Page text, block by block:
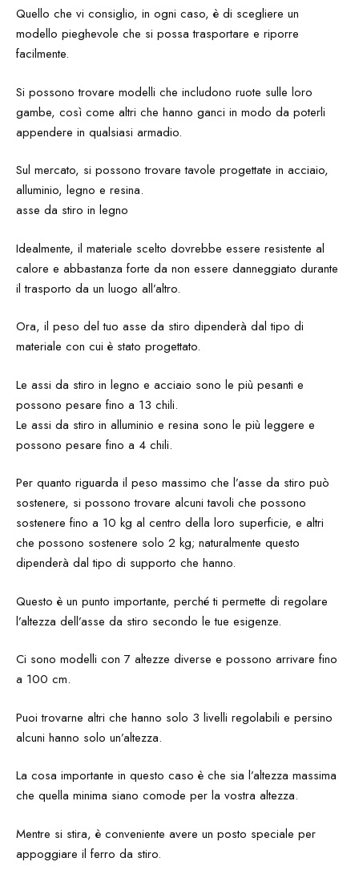
Quello che vi consiglio, in ogni caso, è di scegliere un
modello pieghevole che si possa trasportare e riporre
facilmente.
Si possono trovare modelli che includono ruote sulle loro
gambe, così come altri che hanno ganci in modo da poterli
appendere in qualsiasi armadio.
Sul mercato, si possono trovare tavole progettate in acciaio,
alluminio, legno e resina.
asse da stiro in legno
Idealmente, il materiale scelto dovrebbe essere resistente al
calore e abbastanza forte da non essere danneggiato durante
il trasporto da un luogo all’altro.
Ora, il peso del tuo asse da stiro dipenderà dal tipo di
materiale con cui è stato progettato.
Le assi da stiro in legno e acciaio sono le più pesanti e
possono pesare fino a 13 chili.
Le assi da stiro in alluminio e resina sono le più leggere e
possono pesare fino a 4 chili.
Per quanto riguarda il peso massimo che l’asse da stiro può
sostenere, si possono trovare alcuni tavoli che possono
sostenere fino a 10 kg al centro della loro superficie, e altri
che possono sostenere solo 2 kg; naturalmente questo
dipenderà dal tipo di supporto che hanno.
Questo è un punto importante, perché ti permette di regolare
l’altezza dell’asse da stiro secondo le tue esigenze.
Ci sono modelli con 7 altezze diverse e possono arrivare fino
a 100 cm.
Puoi trovarne altri che hanno solo 3 livelli regolabili e persino
alcuni hanno solo un’altezza.
La cosa importante in questo caso è che sia l’altezza massima
che quella minima siano comode per la vostra altezza.
Mentre si stira, è conveniente avere un posto speciale per
appoggiare il ferro da stiro.